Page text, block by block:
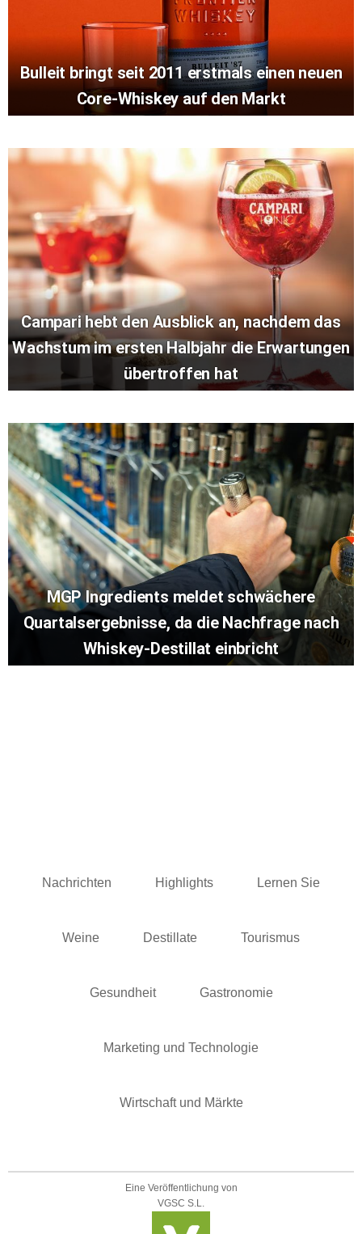
Bulleit bringt seit 2011 erstmals einen neuen
Core-Whiskey auf den Markt
Campari hebt den Ausblick an, nachdem das
Wachstum im ersten Halbjahr die Erwartungen
übertroffen hat
MGP Ingredients meldet schwächere
Quartalsergebnisse, da die Nachfrage nach
Whiskey-Destillat einbricht
Nachrichten Highlights Lernen Sie
Weine Destillate Tourismus
Gesundheit Gastronomie
Marketing und Technologie
Wirtschaft und Märkte
Eine Veröffentlichung von
VGSC S.L.